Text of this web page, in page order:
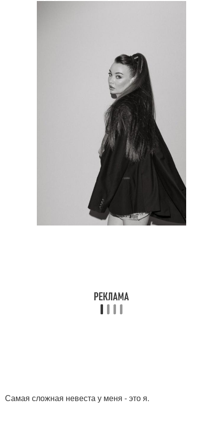
Самая сложная невеста у меня - это я.